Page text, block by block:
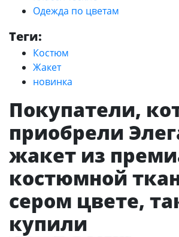
Одежда по цветам
Теги:
Костюм
Жакет
новинка
Покупатели,
приобрели
жакет из
костюмной
сером цвете,
купили